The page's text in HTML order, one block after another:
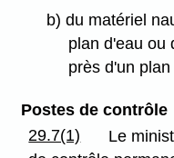
b) du matériel
plan d'eau ou
près d'un plan
Postes de contrôle
29.7(1)
Le